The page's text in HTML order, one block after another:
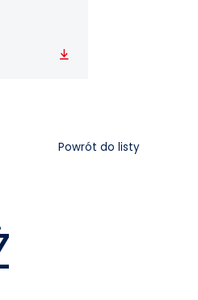
Pobierz
Powrót do listy